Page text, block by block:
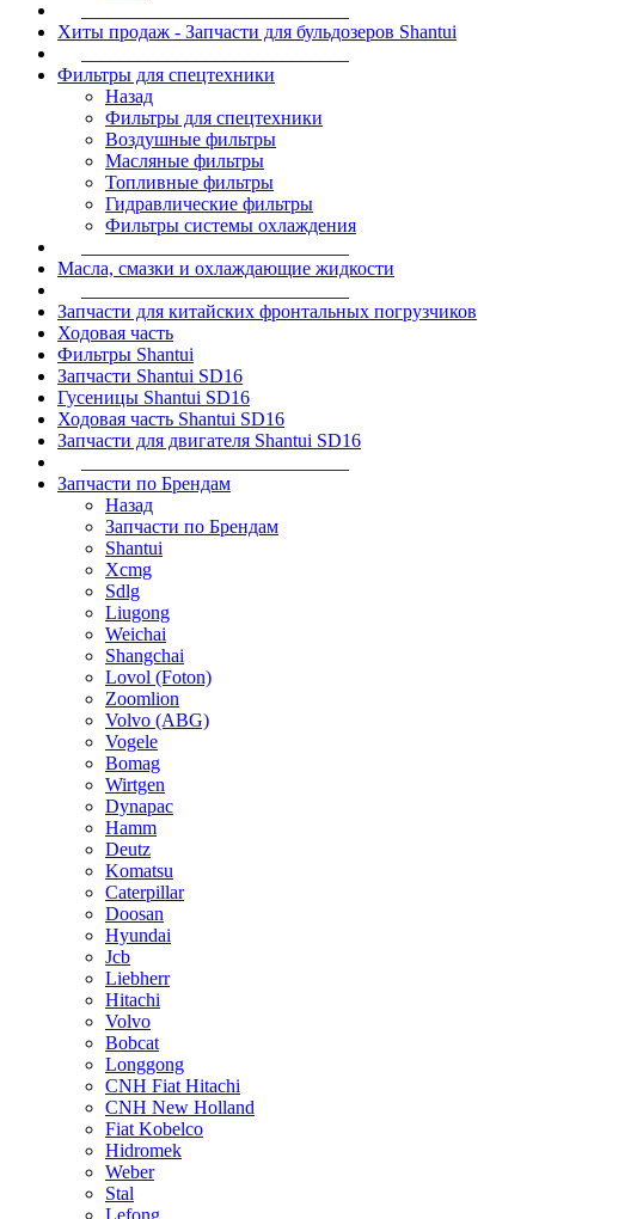
Хиты продаж - Запчасти для бульдозеров Shantui
Фильтры для спецтехники
Назад
Фильтры для спецтехники
Воздушные фильтры
Масляные фильтры
Топливные фильтры
Гидравлические фильтры
Фильтры системы охлаждения
Масла, смазки и охлаждающие жидкости
Запчасти для китайских фронтальных погрузчиков
Ходовая часть
Фильтры Shantui
Запчасти Shantui SD16
Гусеницы Shantui SD16
Ходовая часть Shantui SD16
Запчасти для двигателя Shantui SD16
Запчасти по Брендам
Назад
Запчасти по Брендам
Shantui
Xcmg
Sdlg
Liugong
Weichai
Shangchai
Lovol (Foton)
Zoomlion
Volvo (ABG)
Vogele
Bomag
Wirtgen
Dynapac
Hamm
Deutz
Komatsu
Caterpillar
Doosan
Hyundai
Jcb
Liebherr
Hitachi
Volvo
Bobcat
Longgong
CNH Fiat Hitachi
CNH New Holland
Fiat Kobelco
Hidromek
Weber
Stal
Lefong